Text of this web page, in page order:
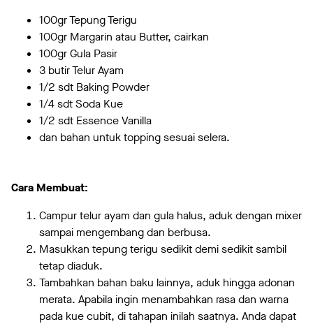
100gr Tepung Terigu
100gr Margarin atau Butter, cairkan
100gr Gula Pasir
3 butir Telur Ayam
1/2 sdt Baking Powder
1/4 sdt Soda Kue
1/2 sdt Essence Vanilla
dan bahan untuk topping sesuai selera.
Cara Membuat:
Campur telur ayam dan gula halus, aduk dengan mixer
sampai mengembang dan berbusa.
Masukkan tepung terigu sedikit demi sedikit sambil
tetap diaduk.
Tambahkan bahan baku lainnya, aduk hingga adonan
merata. Apabila ingin menambahkan rasa dan warna
pada kue cubit, di tahapan inilah saatnya. Anda dapat